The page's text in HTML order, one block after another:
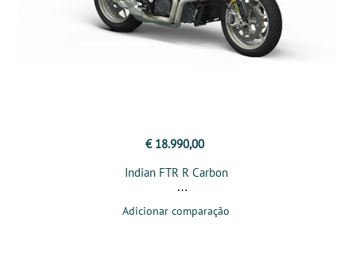
€ 18.990,00
Indian FTR R Carbon
Adicionar comparação